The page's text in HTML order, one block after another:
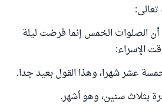
الصلوات الخمس إنما فرضت ليلة
الإسراء:
عشر شهرا، وهذا القول بعيد جدا.
بثلاث سنين، وهو أشهر.